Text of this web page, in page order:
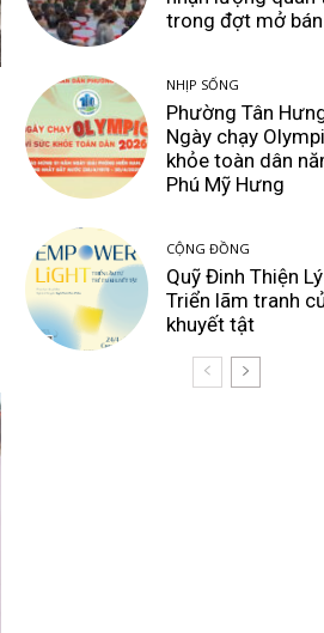
trong đợt mở
NHỊP SỐNG
Phường Tân
Ngày chạy
khỏe toàn dân
Phú Mỹ Hưng
CỘNG ĐỒNG
Quỹ Đinh Thiện
Triển lãm tranh
khuyết tật